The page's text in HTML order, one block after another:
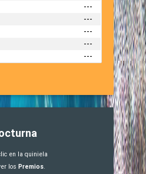
---
---
---
---
---
en la quiniela
los Premios.